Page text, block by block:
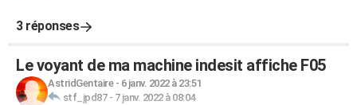
3 réponses
Le voyant de ma machine indesit affiche F05
AstridGentaire- 6 janv. 2022 à 23:51
stf_jpd87- 7 janv. 2022 à 08:04